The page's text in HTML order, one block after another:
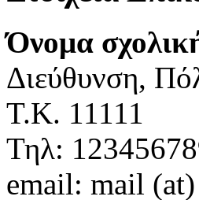
Όνομα
Διεύθυνση,
Τ.Κ. 11111
Τηλ:
email: mail